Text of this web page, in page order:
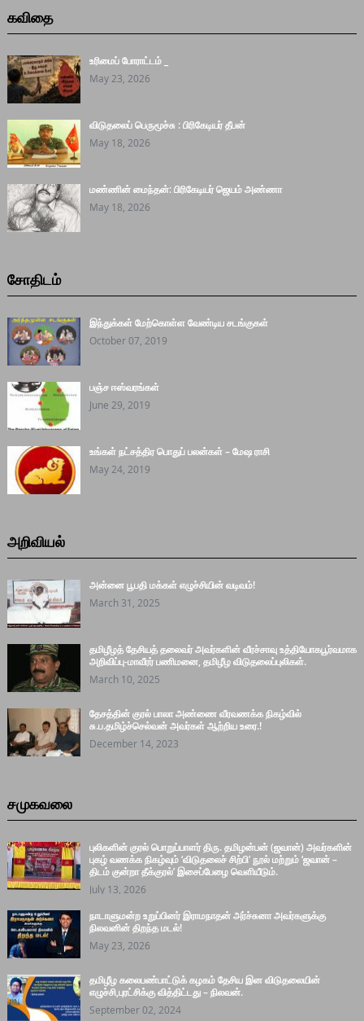
கவிதை
உரிமைப் போராட்டம் _
May 23, 2026
விடுதலைப் பெருமூச்சு : பிரிகேடியர் தீபன்
May 18, 2026
மண்ணின் மைந்தன்: பிரிகேடியர் ஜெயம் அண்ணா
May 18, 2026
சோதிடம்
இந்துக்கள் மேற்கொள்ள வேண்டிய சடங்குகள்
October 07, 2019
பஞ்ச ஈஸ்வரங்கள்
June 29, 2019
உங்கள் நட்சத்திர பொதுப் பலன்கள் – மேஷ ராசி
May 24, 2019
அறிவியல்
அன்னை பூபதி மக்கள் எழுச்சியின் வடிவம்!
March 31, 2025
தமிழீழத் தேசியத் தலைவர் அவர்களின் வீரச்சாவு உத்தியோகபூர்வமாக
அறிவிப்பு-மாவீரர் பணிமனை, தமிழீழ விடுதலைப்புலிகள்.
March 10, 2025
தேசத்தின் குரல் பாலா அண்ணை வீரவணக்க நிகழ்வில்
சு.ப.தமிழ்ச்செல்வன் அவர்கள் ஆற்றிய உரை.!
December 14, 2023
சமுகவலை
புலிகளின் குரல் பொறுப்பாளர் திரு. தமிழன்பன் (ஜவான்) அவர்களின்
புகழ் வணக்க நிகழ்வும் ‘விடுதலைச் சிற்பி’ நூல் மற்றும் ‘ஜவான் –
திடம் குன்றா தீக்குரல்’ இசைப்பேழை வெளியீடும்.
July 13, 2026
நாடாளுமன்ற உறுப்பினர் இராமநாதன் அர்ச்சுனா அவர்களுக்கு
நிலவனின் திறந்த மடல்!
May 23, 2026
தமிழீழ கலைபண்பாட்டுக் கழகம் தேசிய இன விடுதலையின்
எழுச்சி,புரட்சிக்கு வித்திட்டது – நிலவன்.
September 02, 2024